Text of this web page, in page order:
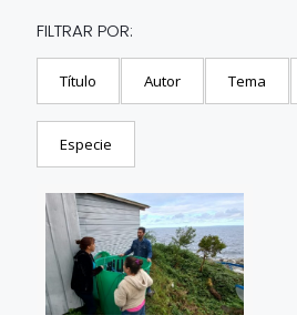
FILTRAR POR:
Título Autor Tema
Especie